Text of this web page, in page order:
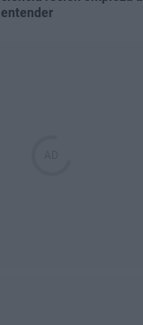
entender